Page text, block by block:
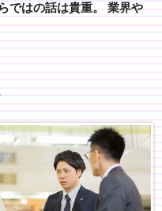
ではの話は貴重。
業界や